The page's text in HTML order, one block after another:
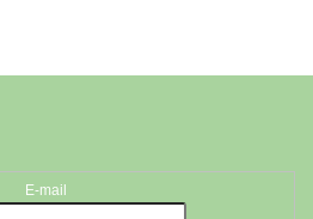
E-mail